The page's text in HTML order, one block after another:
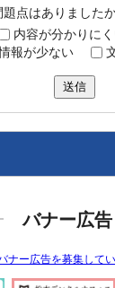
点はありました
内容が分かりに
報が少ない
送信
バナー広告
ナー広告を募集して